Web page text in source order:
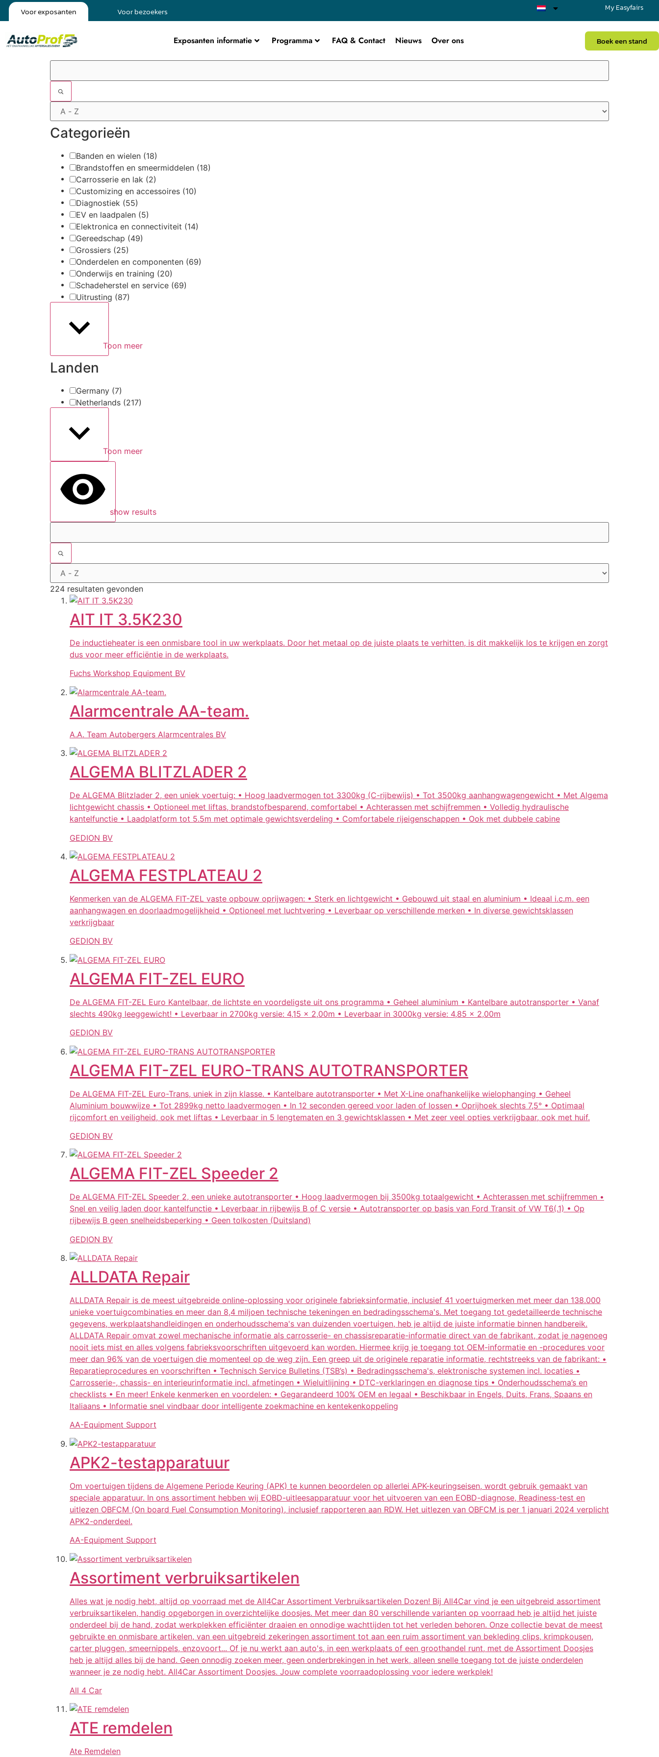
Voor exposanten Voor bezoekers My Easyfairs
Exposanten informatie Programma FAQ & Contact Nieuws Over ons Boek een stand
Categorieën
Banden en wielen (18)
Brandstoffen en smeermiddelen (18)
Carrosserie en lak (2)
Customizing en accessoires (10)
Diagnostiek (55)
EV en laadpalen (5)
Elektronica en connectiviteit (14)
Gereedschap (49)
Grossiers (25)
Onderdelen en componenten (69)
Onderwijs en training (20)
Schadeherstel en service (69)
Uitrusting (87)
Toon meer
Landen
Germany (7)
Netherlands (217)
Toon meer
show results
224 resultaten gevonden
AIT IT 3.5K230
De inductieheater is een onmisbare tool in uw werkplaats. Door het metaal op de juiste plaats te verhitten, is dit makkelijk los te krijgen en zorgt
dus voor meer efficiëntie in de werkplaats.
Fuchs Workshop Equipment BV
Alarmcentrale AA-team.
A.A. Team Autobergers Alarmcentrales BV
ALGEMA BLITZLADER 2
De ALGEMA Blitzlader 2, een uniek voertuig: • Hoog laadvermogen tot 3300kg (C-rijbewijs) • Tot 3500kg aanhangwagengewicht • Met Algema
lichtgewicht chassis • Optioneel met liftas, brandstofbesparend, comfortabel • Achterassen met schijfremmen • Volledig hydraulische
kantelfunctie • Laadplatform tot 5.5m met optimale gewichtsverdeling • Comfortabele rijeigenschappen • Ook met dubbele cabine
GEDION BV
ALGEMA FESTPLATEAU 2
Kenmerken van de ALGEMA FIT-ZEL vaste opbouw oprijwagen: • Sterk en lichtgewicht • Gebouwd uit staal en aluminium • Ideaal i.c.m. een
aanhangwagen en doorlaadmogelijkheid • Optioneel met luchtvering • Leverbaar op verschillende merken • In diverse gewichtsklassen
verkrijgbaar
GEDION BV
ALGEMA FIT-ZEL EURO
De ALGEMA FIT-ZEL Euro Kantelbaar, de lichtste en voordeligste uit ons programma • Geheel aluminium • Kantelbare autotransporter • Vanaf
slechts 490kg leeggewicht! • Leverbaar in 2700kg versie: 4,15 x 2,00m • Leverbaar in 3000kg versie: 4,85 x 2,00m
GEDION BV
ALGEMA FIT-ZEL EURO-TRANS AUTOTRANSPORTER
De ALGEMA FIT-ZEL Euro-Trans, uniek in zijn klasse. • Kantelbare autotransporter • Met X-Line onafhankelijke wielophanging • Geheel
Aluminium bouwwijze • Tot 2899kg netto laadvermogen • In 12 seconden gereed voor laden of lossen • Oprijhoek slechts 7,5° • Optimaal
rijcomfort en veiligheid, ook met liftas • Leverbaar in 5 lengtematen en 3 gewichtsklassen • Met zeer veel opties verkrijgbaar, ook met huif.
GEDION BV
ALGEMA FIT-ZEL Speeder 2
De ALGEMA FIT-ZEL Speeder 2, een unieke autotransporter • Hoog laadvermogen bij 3500kg totaalgewicht • Achterassen met schijfremmen •
Snel en veilig laden door kantelfunctie • Leverbaar in rijbewijs B of C versie • Autotransporter op basis van Ford Transit of VW T6(.1) • Op
rijbewijs B geen snelheidsbeperking • Geen tolkosten (Duitsland)
GEDION BV
ALLDATA Repair
ALLDATA Repair is de meest uitgebreide online-oplossing voor originele fabrieksinformatie, inclusief 41 voertuigmerken met meer dan 138.000
unieke voertuigcombinaties en meer dan 8,4 miljoen technische tekeningen en bedradingsschema's. Met toegang tot gedetailleerde technische
gegevens, werkplaatshandleidingen en onderhoudsschema's van duizenden voertuigen, heb je altijd de juiste informatie binnen handbereik.
ALLDATA Repair omvat zowel mechanische informatie als carrosserie- en chassisreparatie-informatie direct van de fabrikant, zodat je nagenoeg
nooit iets mist en alles volgens fabrieksvoorschriften uitgevoerd kan worden. Hiermee krijg je toegang tot OEM-informatie en -procedures voor
meer dan 96% van de voertuigen die momenteel op de weg zijn. Een greep uit de originele reparatie informatie, rechtstreeks van de fabrikant: •
Reparatieprocedures en voorschriften • Technisch Service Bulletins (TSB’s) • Bedradingsschema's, elektronische systemen incl. locaties •
Carrosserie-, chassis- en interieurinformatie incl. afmetingen • Wieluitlijning • DTC-verklaringen en diagnose tips • Onderhoudsschema’s en
checklists • En meer! Enkele kenmerken en voordelen: • Gegarandeerd 100% OEM en legaal • Beschikbaar in Engels, Duits, Frans, Spaans en
Italiaans • Informatie snel vindbaar door intelligente zoekmachine en kentekenkoppeling
AA-Equipment Support
APK2-testapparatuur
Om voertuigen tijdens de Algemene Periode Keuring (APK) te kunnen beoordelen op allerlei APK-keuringseisen, wordt gebruik gemaakt van
speciale apparatuur. In ons assortiment hebben wij EOBD-uitleesapparatuur voor het uitvoeren van een EOBD-diagnose, Readiness-test en
uitlezen OBFCM (On board Fuel Consumption Monitoring), inclusief rapporteren aan RDW. Het uitlezen van OBFCM is per 1 januari 2024 verplicht
APK2-onderdeel.
AA-Equipment Support
Assortiment verbruiksartikelen
Alles wat je nodig hebt, altijd op voorraad met de All4Car Assortiment Verbruiksartikelen Dozen! Bij All4Car vind je een uitgebreid assortiment
verbruiksartikelen, handig opgeborgen in overzichtelijke doosjes. Met meer dan 80 verschillende varianten op voorraad heb je altijd het juiste
onderdeel bij de hand, zodat werkplekken efficiënter draaien en onnodige wachttijden tot het verleden behoren. Onze collectie bevat de meest
gebruikte en onmisbare artikelen, van een uitgebreid zekeringen assortiment tot aan een ruim assortiment van bekleding clips, krimpkousen,
carter pluggen, smeernippels, enzovoort... Of je nu werkt aan auto's, in een werkplaats of een groothandel runt, met de Assortiment Doosjes
heb je altijd alles bij de hand. Geen onnodig zoeken meer, geen onderbrekingen in het werk, alleen snelle toegang tot de juiste onderdelen
wanneer je ze nodig hebt. All4Car Assortiment Doosjes. Jouw complete voorraadoplossing voor iedere werkplek!
All 4 Car
ATE remdelen
Ate Remdelen